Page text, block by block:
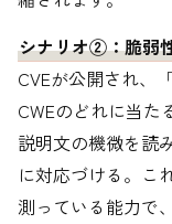
シナリオ②：脆弱
CVEが公開され、
CWEのどれに当た
説明文の機微を読
に対応づける。こ
測っている能力で